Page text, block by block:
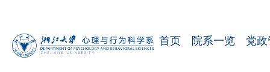
首页 院系一览 党